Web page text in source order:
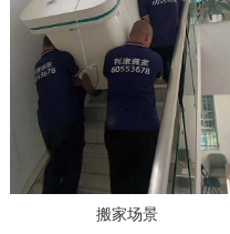
搬家场景